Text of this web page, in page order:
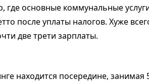
где основные коммунальные
после уплаты налогов. Хуже
две трети зарплаты.
находится посередине,